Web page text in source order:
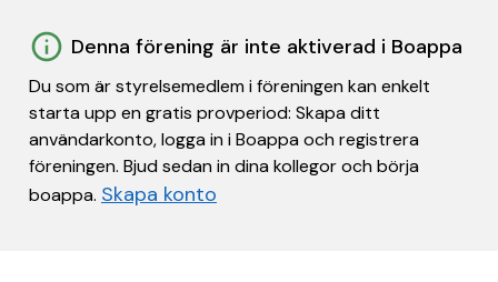
Denna förening är inte aktiverad i Boappa
Du som är styrelsemedlem i föreningen kan enkelt
starta upp en gratis provperiod: Skapa ditt
användarkonto, logga in i Boappa och registrera
föreningen. Bjud sedan in dina kollegor och börja
boappa. Skapa konto